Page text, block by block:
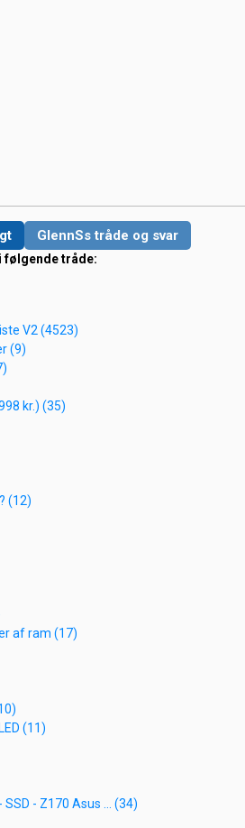
GlennSs tråde og svar
følgende tråde:
V2 (4523)
(9)
kr.) (35)
(12)
af ram (17)
(11)
SSD - Z170 Asus ... (34)